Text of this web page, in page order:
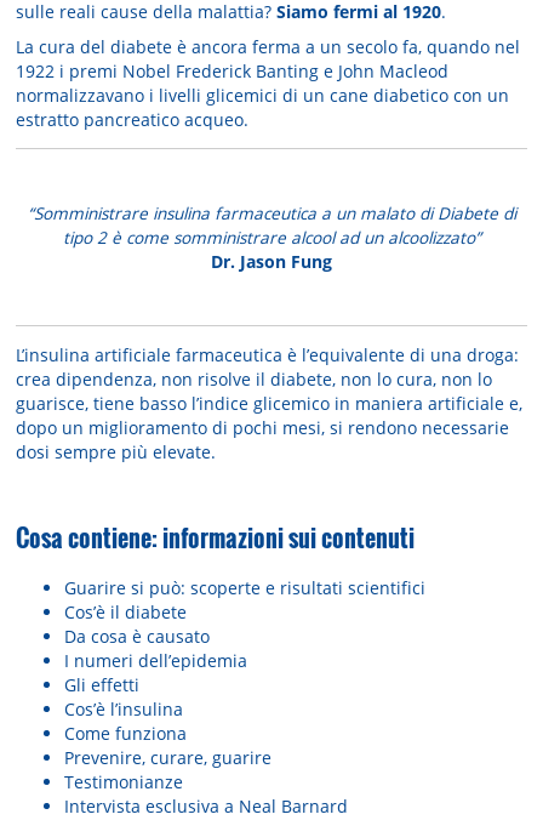
sulle reali cause della malattia?Siamo fermi al 1920.
La cura del diabete è ancora ferma a un secolo fa, quando nel
1922 i premi Nobel Frederick Banting e John Macleod
normalizzavano i livelli glicemici di un cane diabetico con un
estratto pancreatico acqueo.
“Somministrare insulina farmaceutica a un malato di Diabete di
tipo 2 è come somministrare alcool ad un alcoolizzato”
Dr. Jason Fung
L’insulina artificiale farmaceutica è l’equivalente di una droga:
crea dipendenza, non risolve il diabete, non lo cura, non lo
guarisce, tiene basso l’indice glicemico in maniera artificiale e,
dopo un miglioramento di pochi mesi, si rendono necessarie
dosi sempre più elevate.
Cosa contiene: informazioni sui contenuti
Guarire si può: scoperte e risultati scientifici
Cos’è il diabete
Da cosa è causato
I numeri dell’epidemia
Gli effetti
Cos’è l’insulina
Come funziona
Prevenire, curare, guarire
Testimonianze
Intervista esclusiva a Neal Barnard